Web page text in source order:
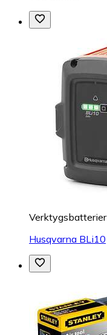
Verktygsbatterier
Husqvarna BLi10